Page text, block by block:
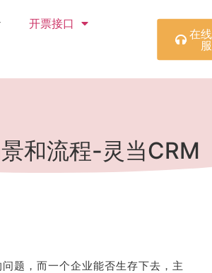
开票接口
在
服
和流程-灵当CRM
题，而一个企业能否生存下去，主